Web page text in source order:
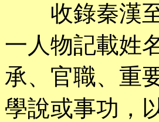
收錄秦漢至
一人物記載姓
承、官職、重
學說或事功，